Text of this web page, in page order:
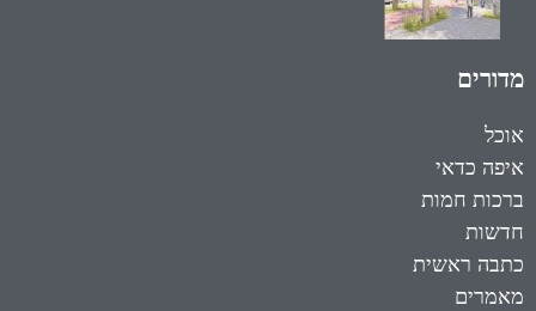
מדורים
אוכל
איפה כדאי
ברכות חמות
חדשות
כתבה ראשית
מאמרים